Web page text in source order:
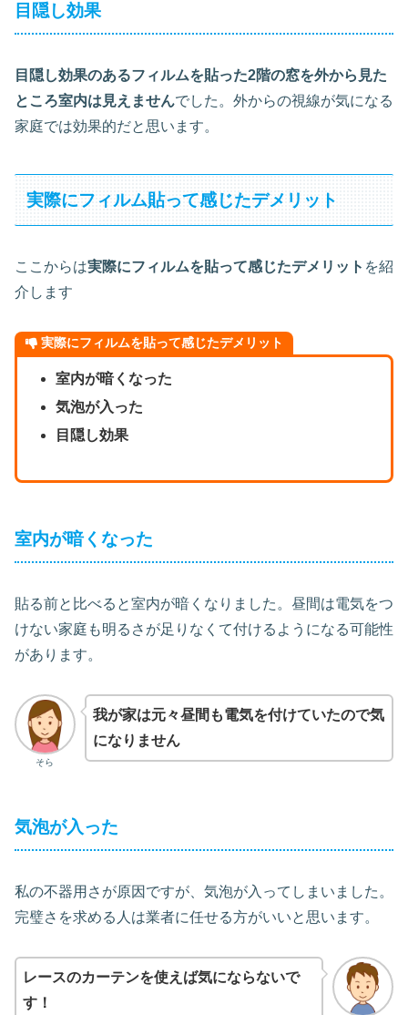
目隠し効果
目隠し効果のあるフィルムを貼った2階の窓を外から見た
ところ室内は見えませんでした。外からの視線が気になる
家庭では効果的だと思います。
実際にフィルム貼って感じたデメリット
ここからは実際にフィルムを貼って感じたデメリット を紹
介します
実際にフィルムを貼って感じたデメリット
室内が暗くなった
気泡が入った
目隠し効果
室内が暗くなった
貼る前と比べると室内が暗くなりました。昼間は電気をつ
けない家庭も明るさが足りなくて付けるようになる可能性
があります。
そら
我が家は元々昼間も電気を付けていたので気
になりません
気泡が入った
私の不器用さが原因ですが、気泡が入ってしまいました。
完璧さを求める人は業者に任せる方がいいと思います。
レースのカーテンを使えば気にならないで
す！